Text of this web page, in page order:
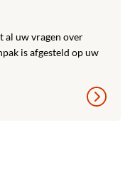
al uw vragen over
is afgesteld op uw